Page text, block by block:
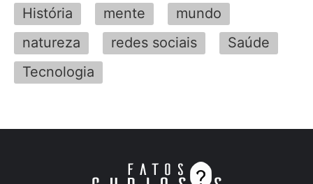
História
mente
mundo
natureza
redes sociais
Saúde
Tecnologia